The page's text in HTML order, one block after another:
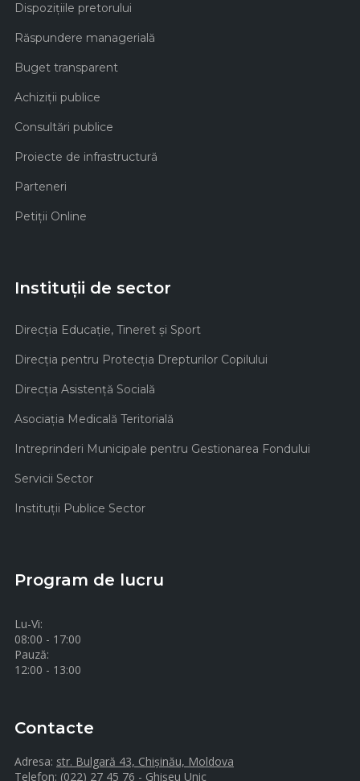
Dispozițiile pretorului
Răspundere managerială
Buget transparent
Achiziţii publice
Consultări publice
Proiecte de infrastructură
Parteneri
Petiții Online
Instituții de sector
Direcţia Educaţie, Tineret şi Sport
Direcţia pentru Protecţia Drepturilor Copilului
Direcţia Asistenţă Socială
Asociaţia Medicală Teritorială
Intreprinderi Municipale pentru Gestionarea Fondului
Servicii Sector
Instituţii Publice Sector
Program de lucru
Lu-Vi:
08:00 - 17:00
Pauză:
12:00 - 13:00
Contacte
Adresa: str. Bulgară 43, Chișinău, Moldova
Telefon: (022) 27 45 76 - Ghișeu Unic